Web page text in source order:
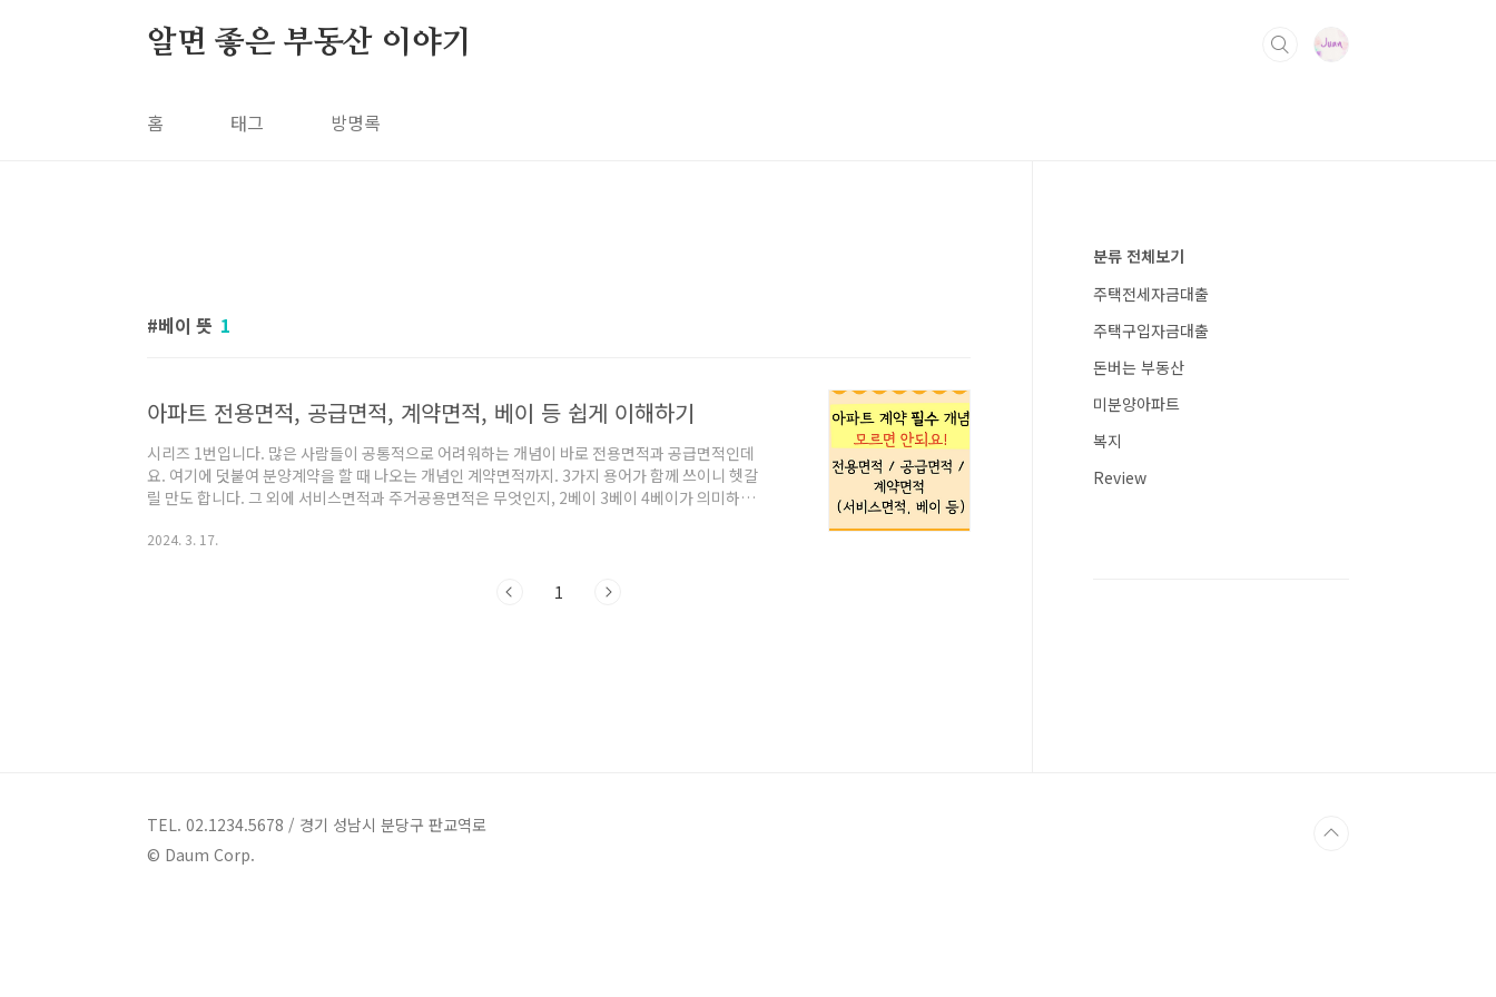
알면 좋은 부동산 이야기
홈 태그 방명록
베이 뜻 1
아파트 전용면적, 공급면적, 계약면적, 베이 등 쉽게 이해하기
시리즈 1번입니다. 많은 사람들이 공통적으로 어려워하는 개념이 바로 전용면적과 공급면적인데
요. 여기에 덧붙여 분양계약을 할 때 나오는 개념인 계약면적까지. 3가지 용어가 함께 쓰이니 헷갈
릴 만도 합니다. 그 외에 서비스면적과 주거공용면적은 무엇인지, 2베이 3베이 4베이가 의미하는
계약면적의 차이 그리고 서비스면적, 주거공용면적, 베이의 개념을 이미지와 함께 쉽게 알려드리
아파트 전용면적 아파트의 전용면적은 쉽게 말해서 우리가 사용하는 실질적인 '생활공간'이라고
2024. 3. 17.
1
분류 전체보기
주택전세자금대출
주택구입자금대출
돈버는 부동산
미분양아파트
복지
Review
TEL. 02.1234.5678 / 경기 성남시 분당구 판교역로
© Daum Corp.